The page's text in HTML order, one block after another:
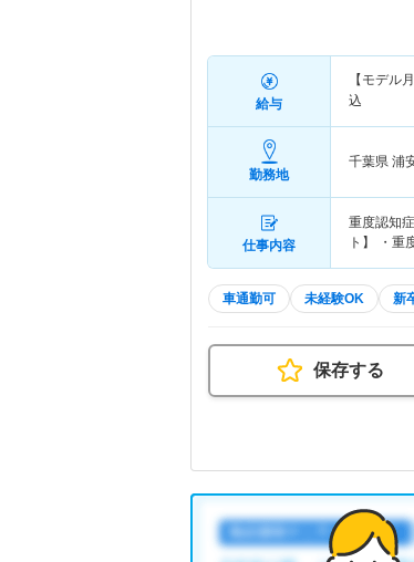
給与
【モデル
込
勤務地
千葉県 浦
仕事内容
重度認知
ト】 ・重
車通勤可 未経験OK 新
保存する